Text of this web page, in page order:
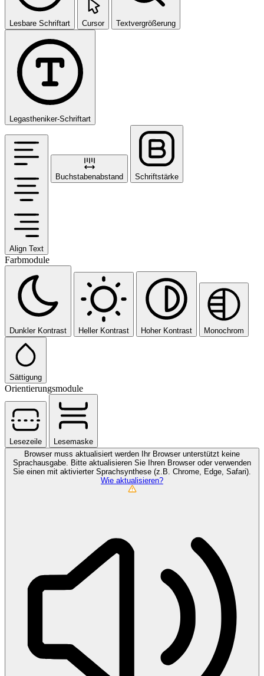
Lesbare Schriftart Cursor Textvergrößerung
Legastheniker-Schriftart
Align Text
Buchstabenabstand Schriftstärke
Farbmodule
Dunkler Kontrast Heller Kontrast Hoher Kontrast Monochrom
Sättigung
Orientierungsmodule
Lesezeile
Lesemaske
Browser muss aktualisiert werden
Ihr Browser unterstützt keine
Sprachausgabe. Bitte aktualisieren Sie Ihren Browser oder verwenden
Sie einen mit aktivierter Sprachsynthese (z.B. Chrome, Edge, Safari).
Wie aktualisieren?